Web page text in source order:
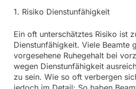
1. Risiko Dienstunfähigkeit
Ein oft unterschätztes Risiko ist
Dienstunfähigkeit. Viele Beamte
vorgesehene Ruhegehalt bei
wegen Dienstunfähigkeit
zu sein. Wie so oft verbergen